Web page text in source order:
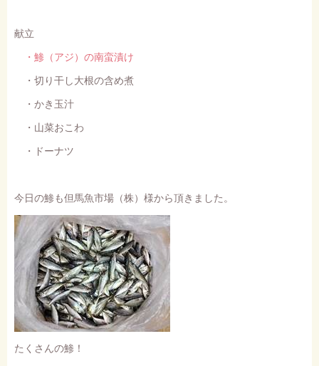
献立
・鯵（アジ）の南蛮漬け
・切り干し大根の含め煮
・かき玉汁
・山菜おこわ
・ドーナツ
今日の鯵も但馬魚市場（株）様から頂きました。
たくさんの鯵！